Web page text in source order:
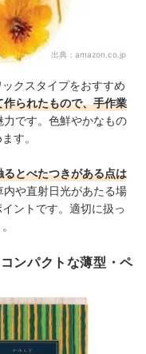
出典： amazon.co.jp
クスタイプをおすすめ
られたもので、手作業
力です。色鮮やかなもの
す。
とべたつきがある点は
内や直射日光があたる場
ントです。適切に扱っ
ンパクトな薄型・ペ